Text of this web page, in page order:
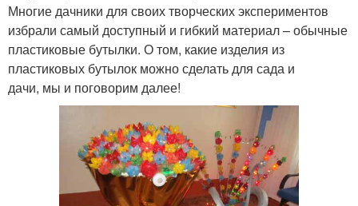
Многие дачники для своих творческих экспериментов
избрали самый доступный и гибкий материал – обычные
пластиковые бутылки. О том, какие изделия из
пластиковых бутылок можно сделать для сада и
дачи, мы и поговорим далее!